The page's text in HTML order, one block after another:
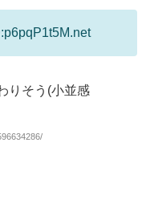
りそう(小並感